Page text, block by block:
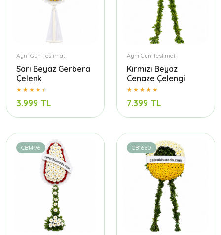
Aynı Gün Teslimat
Sarı Beyaz Gerbera
Çelenk
3.999 TL
Aynı Gün Teslimat
Kırmızı Beyaz
Cenaze Çelengi
7.399 TL
CB1496 CB1660